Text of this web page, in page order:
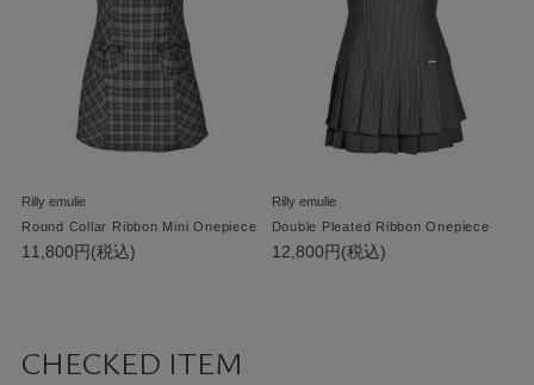
Rilly emulie
Round Collar Ribbon Mini Onepiece
11,800円(税込)
Rilly emulie
Double Pleated Ribbon Onepiece
12,800円(税込)
CHECKED ITEM